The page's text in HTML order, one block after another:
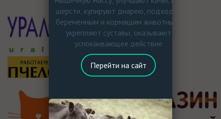
шерсти, купируют диарею, подходят
беременным и кормящим животным,
укрепляют суставы, оказывают
успокаивающее действие
Перейти на сайт